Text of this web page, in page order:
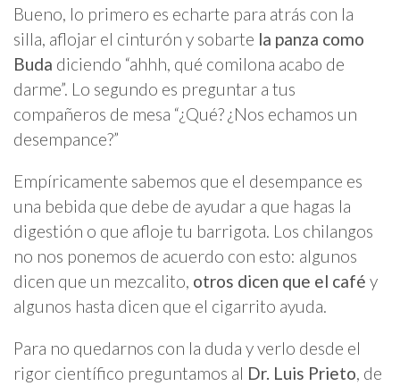
Bueno, lo primero es echarte para atrás con la
silla, aflojar el cinturón y sobarte la panza como
Buda diciendo “ahhh, qué comilona acabo de
darme”. Lo segundo es preguntar a tus
compañeros de mesa “¿Qué? ¿Nos echamos un
desempance?”
Empíricamente sabemos que el desempance es
una bebida que debe de ayudar a que hagas la
digestión o que afloje tu barrigota. Los chilangos
no nos ponemos de acuerdo con esto: algunos
dicen que un mezcalito, otros dicen que el café y
algunos hasta dicen que el cigarrito ayuda.
Para no quedarnos con la duda y verlo desde el
rigor científico preguntamos al Dr. Luis Prieto, de